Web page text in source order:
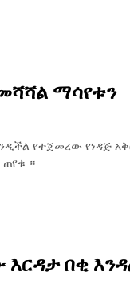
ማሳየቱን
የተጀመረው የነዳጅ
።
በቂ